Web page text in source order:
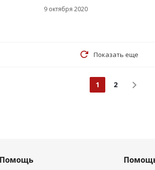
9 октября 2020
Показать еще
1 2
Помощь